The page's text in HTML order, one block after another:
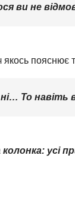
ви не
якось
То навіть
усі